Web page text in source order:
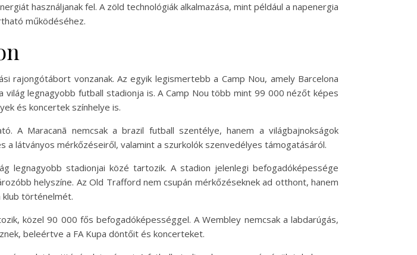
használjanak fel. A zöld technológiák alkalmazása, mint például a napenergia
működéséhez.
rajongótábort vonzanak. Az egyik legismertebb a Camp Nou, amely Barcelona
világ legnagyobb futball stadionja is. A Camp Nou több mint 99 000 nézőt képes
és koncertek színhelye is.
A Maracanã nemcsak a brazil futball szentélye, hanem a világbajnokságok
látványos mérkőzéseiről, valamint a szurkolók szenvedélyes támogatásáról.
legnagyobb stadionjai közé tartozik. A stadion jelenlegi befogadóképessége
helyszíne. Az Old Trafford nem csupán mérkőzéseknek ad otthont, hanem
klub történelmét.
közel 90 000 fős befogadóképességgel. A Wembley nemcsak a labdarúgás,
beleértve a FA Kupa döntőit és koncerteket.